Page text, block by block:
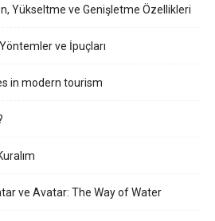
Yükseltme ve Genişletme Özellikleri
ve İpuçları
in modern tourism
ve Avatar: The Way of Water